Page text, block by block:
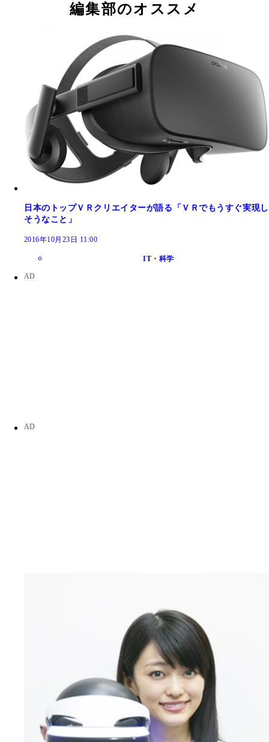
編集部のオススメ
日本のトップＶＲクリエイターが語る「ＶＲでもうすぐ実現し
そうなこと」
2016年10月23日 11:00
IT・科学